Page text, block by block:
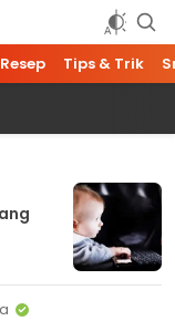
Resep Tips & Trik